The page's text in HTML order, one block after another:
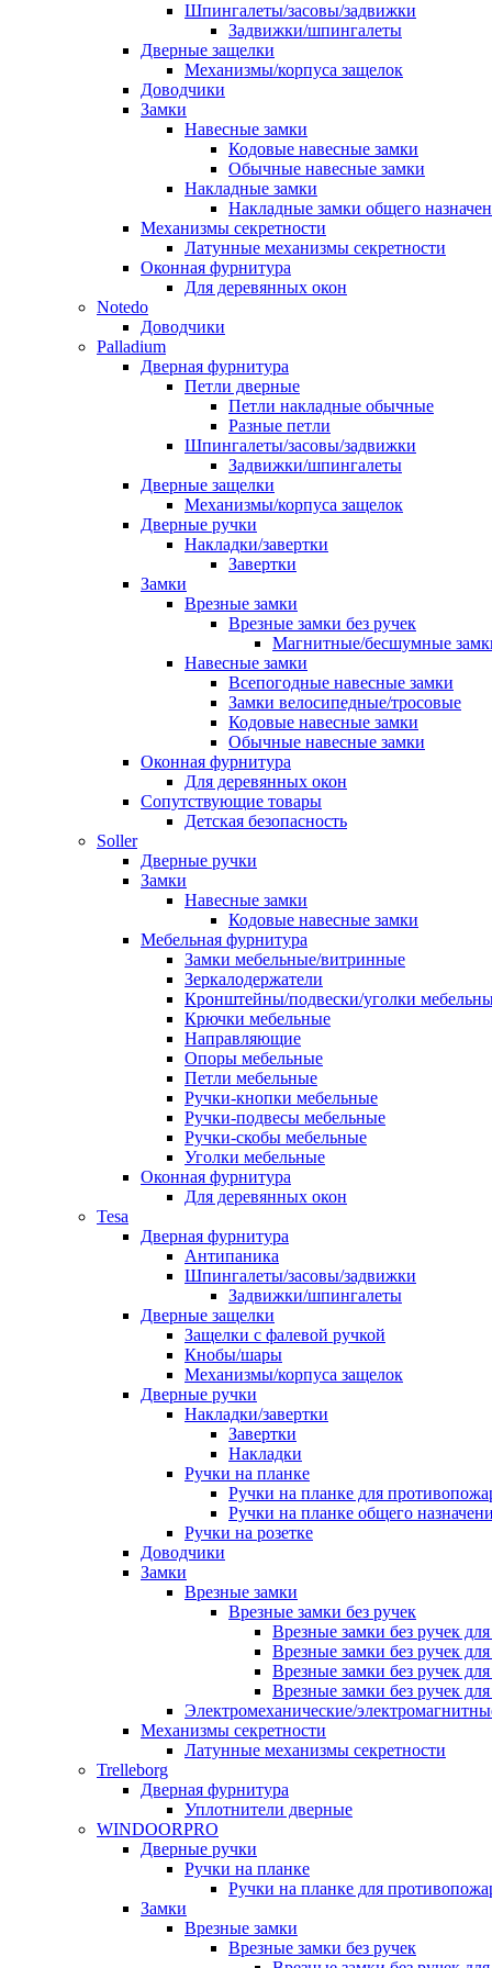
Шпингалеты/засовы/задвижки
Задвижки/шпингалеты
Дверные защелки
Механизмы/корпуса защелок
Доводчики
Замки
Навесные замки
Кодовые навесные замки
Обычные навесные замки
Накладные замки
Накладные замки общего
Механизмы секретности
Латунные механизмы секретности
Оконная фурнитура
Для деревянных окон
Notedo
Доводчики
Palladium
Дверная фурнитура
Петли дверные
Петли накладные обычные
Разные петли
Шпингалеты/засовы/задвижки
Задвижки/шпингалеты
Дверные защелки
Механизмы/корпуса защелок
Дверные ручки
Накладки/завертки
Завертки
Замки
Врезные замки
Врезные замки без ручек
Магнитные/бесшумные
Навесные замки
Всепогодные навесные замки
Замки велосипедные/тросовые
Кодовые навесные замки
Обычные навесные замки
Оконная фурнитура
Для деревянных окон
Сопутствующие товары
Детская безопасность
Soller
Дверные ручки
Замки
Навесные замки
Кодовые навесные замки
Мебельная фурнитура
Замки мебельные/витринные
Зеркалодержатели
Кронштейны/подвески/уголки
Крючки мебельные
Направляющие
Опоры мебельные
Петли мебельные
Ручки-кнопки мебельные
Ручки-подвесы мебельные
Ручки-скобы мебельные
Уголки мебельные
Оконная фурнитура
Для деревянных окон
Tesa
Дверная фурнитура
Антипаника
Шпингалеты/засовы/задвижки
Задвижки/шпингалеты
Дверные защелки
Защелки с фалевой ручкой
Кнобы/шары
Механизмы/корпуса защелок
Дверные ручки
Накладки/завертки
Завертки
Накладки
Ручки на планке
Ручки на планке для
Ручки на планке общего
Ручки на розетке
Доводчики
Замки
Врезные замки
Врезные замки без ручек
Врезные замки без ручек
Врезные замки без ручек
Врезные замки без ручек
Врезные замки без ручек
Электромеханические/
Механизмы секретности
Латунные механизмы секретности
Trelleborg
Дверная фурнитура
Уплотнители дверные
WINDOORPRO
Дверные ручки
Ручки на планке
Ручки на планке для
Замки
Врезные замки
Врезные замки без ручек